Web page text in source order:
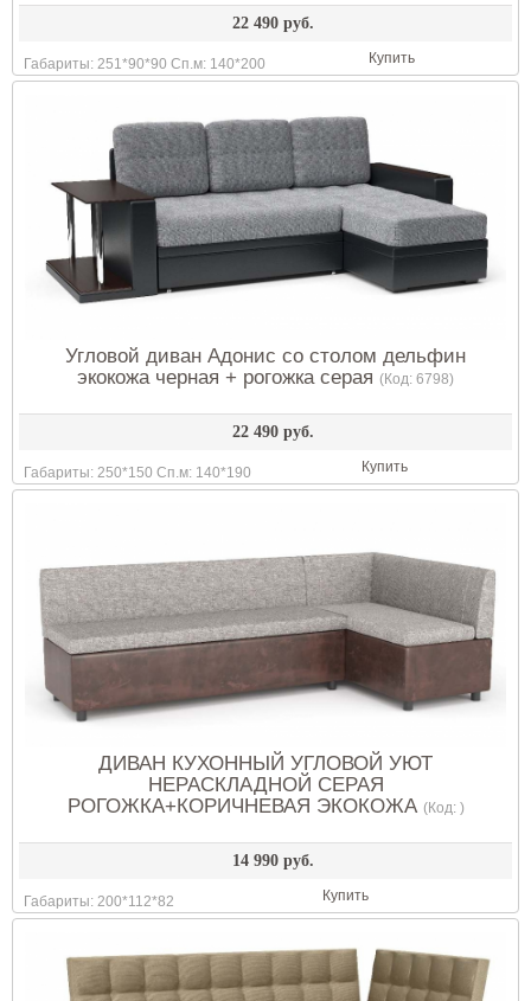
22 490 руб.
Габариты: 251*90*90 Сп.м: 140*200 Купить
Угловой диван Адонис со столом дельфин
экокожа черная + рогожка серая (Код: 6798)
22 490 руб.
Габариты: 250*150 Сп.м: 140*190 Купить
ДИВАН КУХОННЫЙ УГЛОВОЙ УЮТ
НЕРАСКЛАДНОЙ СЕРАЯ
РОГОЖКА+КОРИЧНЕВАЯ ЭКОКОЖА (Код: )
14 990 руб.
Габариты: 200*112*82 Купить